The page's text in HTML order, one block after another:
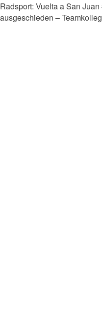
Radsport: Vuelta a San
ausgeschieden –